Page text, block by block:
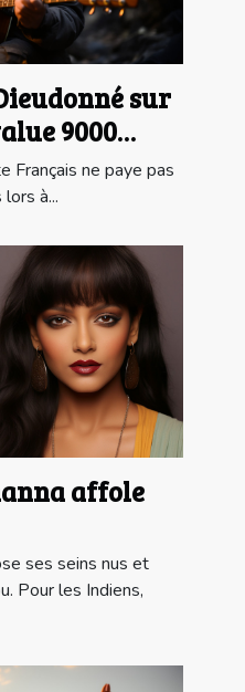
sur
9000
Français ne paye pas
lors à...
affole
ses seins nus et
Pour les Indiens,